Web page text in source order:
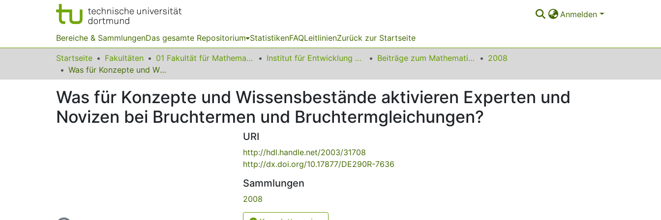
Anmelden
Bereiche & SammlungenDas gesamte Repositorium StatistikenFAQLeitlinienZurück zur Startseite
Startseite Fakultäten 01 Fakultät für Mathematik Institut für Entwicklung und Erforschung des Mathematikunterrichts Beiträge zum Mathematikunterricht
2008
Was für Konzepte und Wissensbestände aktivieren Experten und Novizen bei Bruchtermen und Bruchtermgleichungen?
Was für Konzepte und Wissensbestände aktivieren Experten und
Novizen bei Bruchtermen und Bruchtermgleichungen?
URI
http://hdl.handle.net/2003/31708
http://dx.doi.org/10.17877/DE290R-7636
Sammlungen
2008